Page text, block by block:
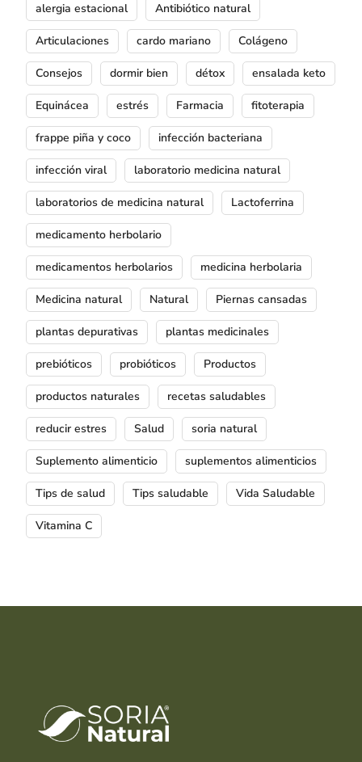
alergia estacional Antibiótico natural
Articulaciones cardo mariano Colágeno
Consejos dormir bien détox ensalada keto
Equinácea estrés Farmacia fitoterapia
frappe piña y coco infección bacteriana
infección viral laboratorio medicina natural
laboratorios de medicina natural Lactoferrina
medicamento herbolario
medicamentos herbolarios medicina herbolaria
Medicina natural Natural Piernas cansadas
plantas depurativas plantas medicinales
prebióticos probióticos Productos
productos naturales recetas saludables
reducir estres Salud soria natural
Suplemento alimenticio suplementos alimenticios
Tips de salud Tips saludable Vida Saludable
Vitamina C